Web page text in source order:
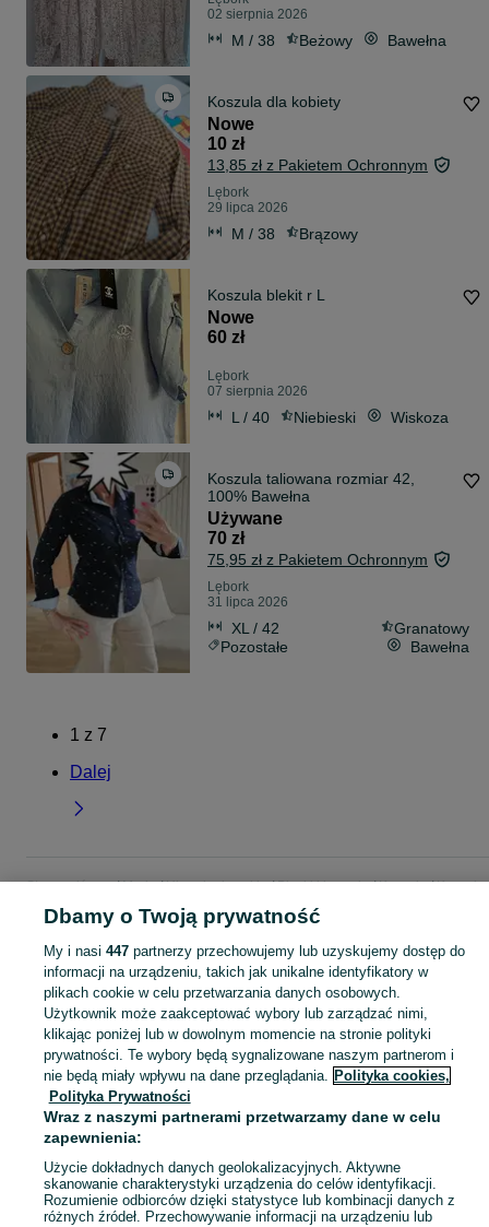
02 sierpnia 2026
M / 38 Beżowy Bawełna
Koszula dla kobiety
Nowe
10 zł
13,85 zł z Pakietem Ochronnym
Lębork
29 lipca 2026
M / 38 Brązowy
Koszula blekit r L
Nowe
60 zł
Lębork
07 sierpnia 2026
L / 40 Niebieski Wiskoza
Koszula taliowana rozmiar 42,
100% Bawełna
Używane
70 zł
75,95 zł z Pakietem Ochronnym
Lębork
31 lipca 2026
XL / 42
Granatowy
Pozostałe
Bawełna
1 z 7
Dalej
Strona główna Moda Ubrania damskie Bluzki i koszule Koszule
Koszule
Pomorskie
Koszule - Lębork
KATEGORIA
Szeroki wybór koszul damskich Lębork ▶️ bawełniane, oversize, w kratę i jedwabne ✅ Nowe i używane w atrakcyjnych cenach ✌ Znajdź oferty na OLX.pl! Zobacz
Mapa kategorii
Mapa miejscowości
Mapa ministron
Popularne wyszukiwania
Dbamy o Twoją prywatność
My i nasi 447partnerzy przechowujemy lub uzyskujemy dostęp do
informacji na urządzeniu, takich jak unikalne identyfikatory w
plikach cookie w celu przetwarzania danych osobowych.
Użytkownik może zaakceptować wybory lub zarządzać nimi,
klikając poniżej lub w dowolnym momencie na stronie polityki
prywatności. Te wybory będą sygnalizowane naszym partnerom i
nie będą miały wpływu na dane przeglądania. Polityka cookies,
Polityka Prywatności
Wraz z naszymi partnerami przetwarzamy dane w celu
zapewnienia:
Użycie dokładnych danych geolokalizacyjnych. Aktywne
skanowanie charakterystyki urządzenia do celów identyfikacji.
Rozumienie odbiorców dzięki statystyce lub kombinacji danych z
różnych źródeł. Przechowywanie informacji na urządzeniu lub